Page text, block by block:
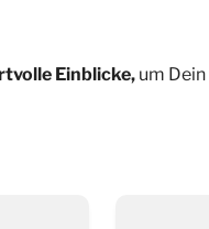
Einblicke, um